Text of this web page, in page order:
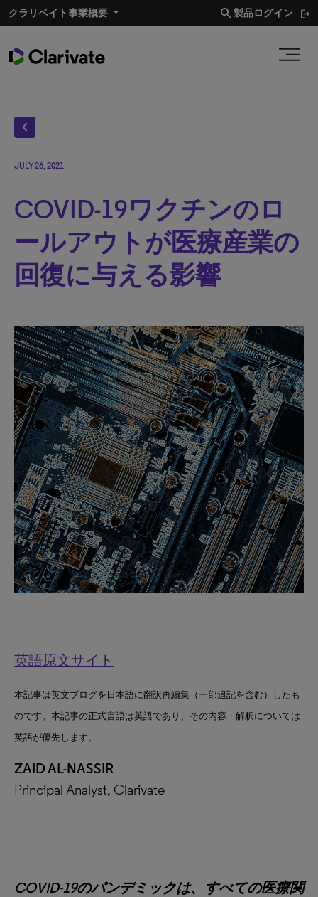
クラリベイト事業概要​ search製品ログイン
chevron_left
JULY 26, 2021
COVID-19ワクチンのロ
ールアウトが医療産業の
回復に与える影響
英語原文サイト
本記事は英文ブログを日本語に翻訳再編集（一部追記を含む）したも
のです。本記事の正式言語は英語であり、その内容・解釈については
英語が優先します。
ZAID AL-NASSIR
Principal Analyst, Clarivate
COVID-19のパンデミックは、すべての医療関